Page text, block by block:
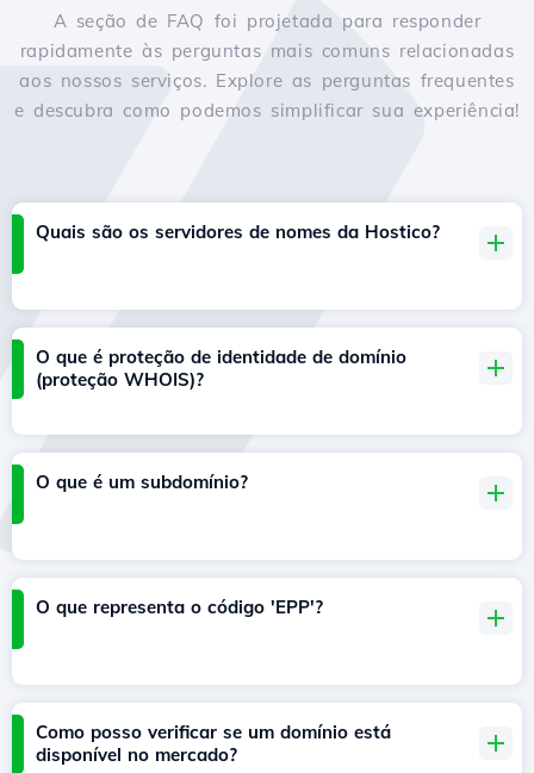
A seção de FAQ foi projetada para responder
rapidamente às perguntas mais comuns relacionadas
aos nossos serviços. Explore as perguntas frequentes
e descubra como podemos simplificar sua experiência!
Quais são os servidores de nomes da Hostico?
O que é proteção de identidade de domínio
(proteção WHOIS)?
O que é um subdomínio?
O que representa o código 'EPP'?
Como posso verificar se um domínio está
disponível no mercado?